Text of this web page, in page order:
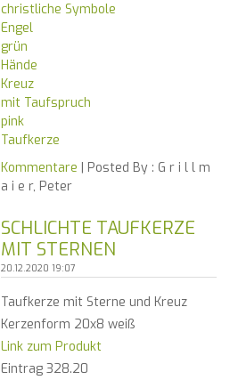
christliche Symbole
Engel
grün
Hände
Kreuz
mit Taufspruch
pink
Taufkerze
Kommentare | Posted By : G r i l l m
a i e r, Peter
SCHLICHTE TAUFKERZE
MIT STERNEN
20.12.2020 19:07
Taufkerze mit Sterne und Kreuz
Kerzenform 20x8 weiß
Link zum Produkt
Eintrag 328.20